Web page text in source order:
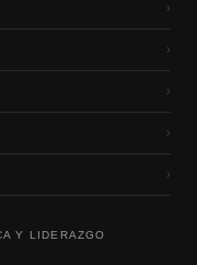
›
›
›
›
›
Y LIDERAZGO